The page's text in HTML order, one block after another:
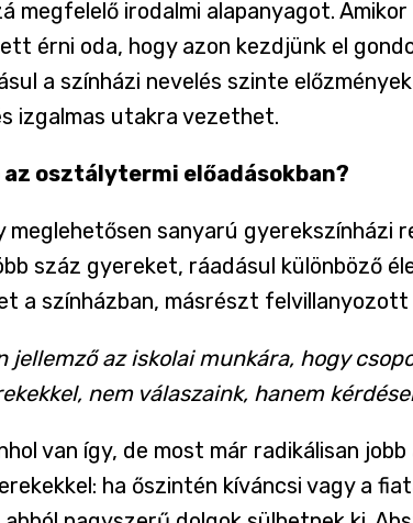
megfelelő irodalmi alapanyagot.
érni oda, hogy azon kezdjünk el
a színházi nevelés szinte
izgalmas utakra vezethet.
osztálytermi előadásokban?
meglehetősen sanyarú
száz gyereket, ráadásul különböző
a színházban, másrészt
jellemző az iskolai munkára, hogy
nem válaszaink, hanem
van így, de most már radikálisan
ha őszintén kíváncsi vagy a